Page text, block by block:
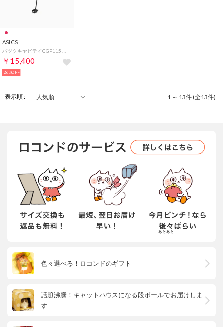
ASICS
￥15,400
26%OFF
表示順 : 1 ～ 13件 (全13件)
色々選べる！ロコンドのギフト
話題沸騰！キャットハウスになる段ボールでお届けしま
す